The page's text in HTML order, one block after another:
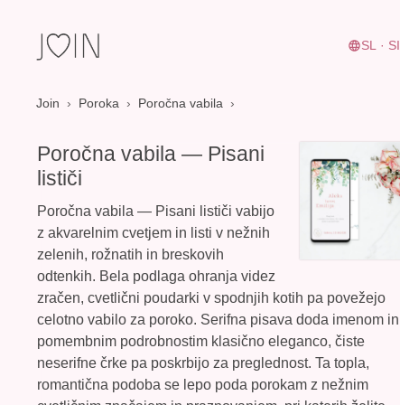
SL · SI
Join › Poroka › Poročna vabila
Poročna vabila — Pisani
lističi
Poročna vabila — Pisani lističi vabijo
z akvarelnim cvetjem in listi v nežnih
zelenih, rožnatih in breskovih
odtenkih. Bela podlaga ohranja videz
zračen, cvetlični poudarki v spodnjih kotih pa povežejo
celotno vabilo za poroko. Serifna pisava doda imenom in
pomembnim podrobnostim klasično eleganco, čiste
neserifne črke pa poskrbijo za preglednost. Ta topla,
romantična podoba se lepo poda porokam z nežnim